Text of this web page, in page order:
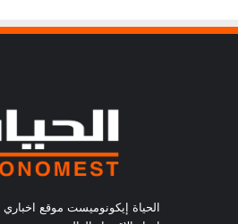
الحياة إيكونوميست موقع اخباري